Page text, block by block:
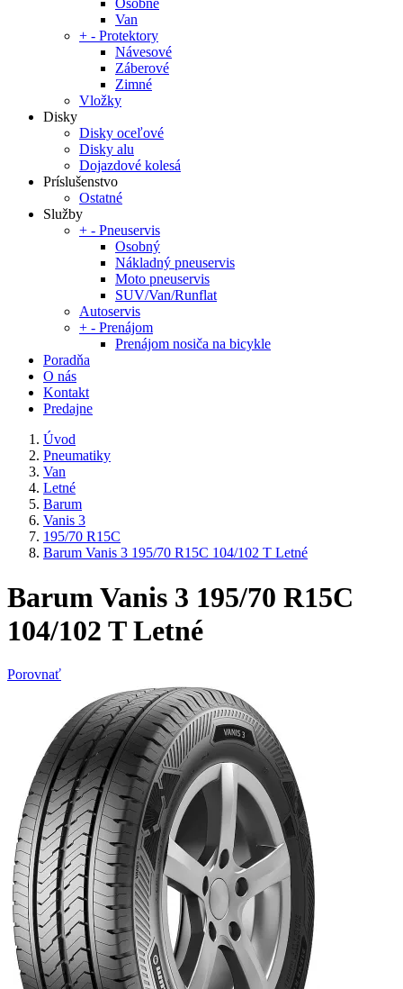
Osobné
Van
+ - Protektory
Návesové
Záberové
Zimné
Vložky
Disky
Disky oceľové
Disky alu
Dojazdové kolesá
Príslušenstvo
Ostatné
Služby
+ - Pneuservis
Osobný
Nákladný pneuservis
Moto pneuservis
SUV/Van/Runflat
Autoservis
+ - Prenájom
Prenájom nosiča na bicykle
Poradňa
O nás
Kontakt
Predajne
Úvod
Pneumatiky
Van
Letné
Barum
Vanis 3
195/70 R15C
Barum Vanis 3 195/70 R15C 104/102 T Letné
Barum Vanis 3 195/70 R15C
104/102 T Letné
Porovnať